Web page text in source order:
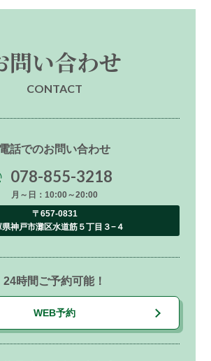
問い合わせ
CONTACT
電話でのお問い合わせ
078-855-3218
月～日：10:00～20:00
〒657-0831
県神戸市灘区水道筋５丁目３−４
24時間ご予約可能！
WEB予約